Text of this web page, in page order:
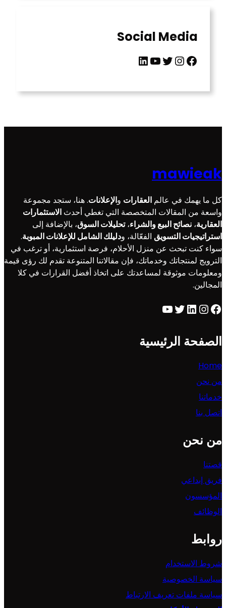
Social Media
Facebook
Instagram
Twitter
YouTube
LinkedIn
mawieak
كل ما يهمك في عالم العقارات والإعلانات. هنا، ستجد مجموعة
واسعة من المقالات المتخصصة التي تغطي أحدث الاستثمارات
العقارية، نصائح البيع والشراء،تحليلات السوق، بالإضافة إلى
استراتيجيات التسويق الفعّالة، ودليلك الشامل للإعلانات المبوبة.
سواء كنت تبحث عن منزل الأحلام، فرصة استثمارية، أو ترغب في
الترويج لمنتجاتك وخدماتك، فإن مقالاتنا المتنوعة تقدم لك رؤى قيمة
ومعلومات موثوقة لمساعدتك على اتخاذ أفضل القرارات في كلا
المجالين.
Facebook
Instagram
LinkedIn
Twitter
YouTube
الصفحة الرئيسية
Home
من نحن
خدماتنا
اتصل بنا
من نحن
قصتنا
فريق إبداعي
المؤسسون
الوظائف
روابط
شروط الاستخدام
سياسة الخصوصية
سياسة ملفات تعريف الارتباط